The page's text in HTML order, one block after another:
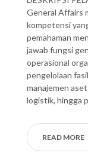
General Affairs
kompetensi
pemahaman
jawab fungsi
operasional
pengelolaan
manajemen
logistik, hingga
READ MORE